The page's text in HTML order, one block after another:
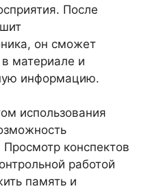
После
он сможет
материале и
информацию.
использования
конспектов
работой
память и